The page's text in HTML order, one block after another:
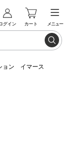
グイン カート メニュー
ョン イマース